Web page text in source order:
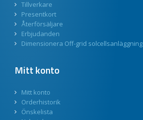
Tillverkare
Presentkort
Återförsäljare
Erbjudanden
Dimensionera Off-grid solcellsanläggning
Mitt konto
Mitt konto
Orderhistorik
Önskelista